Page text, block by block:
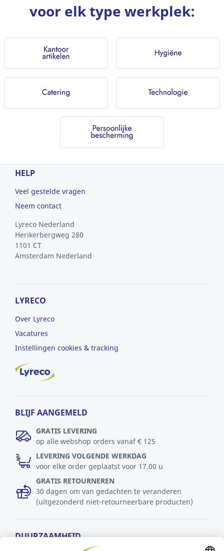
voor elk type werkplek:
HELP
Veel gestelde vragen
Neem contact
Lyreco Nederland
Herikerbergweg 280
1101 CT
Amsterdam Nederland
LYRECO
Over Lyreco
Vacatures
Instellingen cookies & tracking
BLIJF AANGEMELD
GRATIS LEVERING
op alle webshop orders vanaf € 125
LEVERING VOLGENDE WERKDAG
voor elke order geplaatst voor 17.00 u
GRATIS RETOURNEREN
30 dagen om van gedachten te veranderen
(uitgezonderd niet-retourneerbare producten)
DUURZAAMHEID